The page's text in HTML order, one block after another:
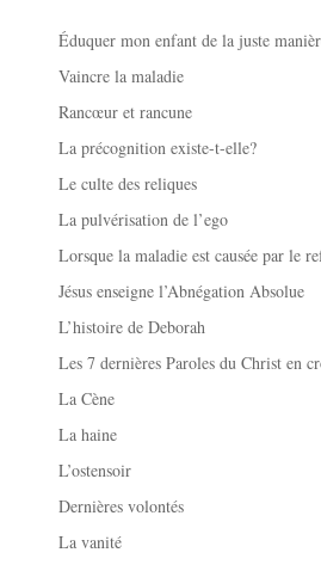
Éduquer mon enfant de la juste
Vaincre la maladie
Rancœur et rancune
La précognition existe-t-elle?
Le culte des reliques
La pulvérisation de l’ego
Lorsque la maladie est causée par le
Jésus enseigne l’Abnégation Absolue
L’histoire de Deborah
Les 7 dernières Paroles du Christ en
La Cène
La haine
L’ostensoir
Dernières volontés
La vanité